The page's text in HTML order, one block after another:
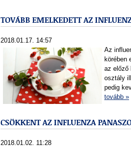
TOVÁBB EMELKEDETT AZ
2018.01.17. 14:57
Az
körében
az előző
osztály
pedig
tovább »
CSÖKKENT AZ INFLUENZA
2018.01.02. 11:28